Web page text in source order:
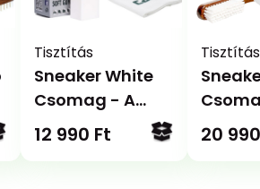
Tisztítás
Sneaker White
Csomag - A
hófehér cipőkért
12 990 Ft
Tisztítás
20